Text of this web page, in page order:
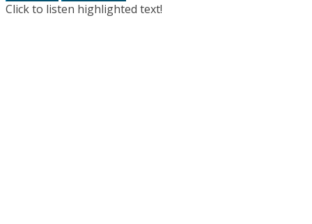
Click to listen highlighted text!